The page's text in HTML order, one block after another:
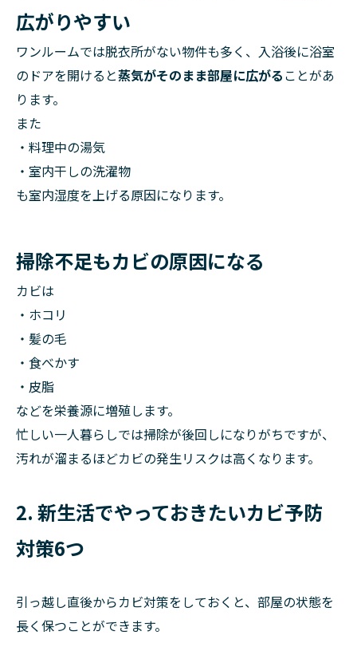
広がりやすい
ワンルームでは脱衣所がない物件も多く、入浴後に浴室
のドアを開けると蒸気がそのまま部屋に広がることがあ
ります。
また
・料理中の湯気
・室内干しの洗濯物
も室内湿度を上げる原因になります。
掃除不足もカビの原因になる
カビは
・ホコリ
・髪の毛
・食べかす
・皮脂
などを栄養源に増殖します。
忙しい一人暮らしでは掃除が後回しになりがちですが、
汚れが溜まるほどカビの発生リスクは高くなります。
2. 新生活でやっておきたいカビ予防
対策6つ
引っ越し直後からカビ対策をしておくと、部屋の状態を
長く保つことができます。